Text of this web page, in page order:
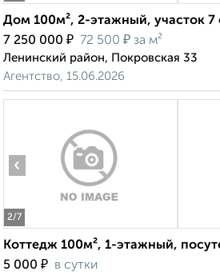
Дом 100м², 2-этажный, участок 7
7 250 000 ₽ 72 500 ₽ за м²
Ленинский район, Покровская 33
Агентство, 15.06.2026
2/7
‹
Коттедж 100м², 1-этажный,
5 000 ₽ в сутки